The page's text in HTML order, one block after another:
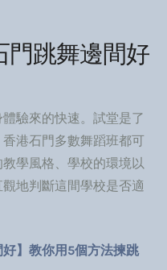
門跳舞邊間好
驗來的快速。試堂是了
港石門多數舞蹈班都可
學風格、學校的環境以
地判斷這間學校是否適
好】教你用5個方法揀跳